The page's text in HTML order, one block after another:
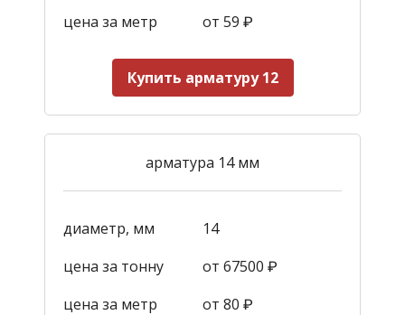
цена за метр
от 59 ₽
Купить арматуру 12
арматура 14 мм
диаметр, мм
14
цена за тонну
от 67500 ₽
цена за метр
от 80 ₽